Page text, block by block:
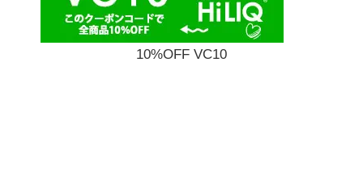
10%OFF VC10